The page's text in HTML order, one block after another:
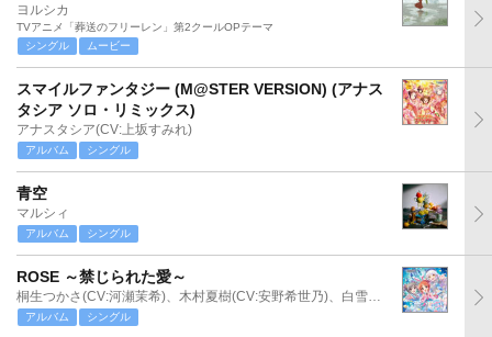
ヨルシカ
TVアニメ「葬送のフリーレン」第2クールOPテーマ
シングル
ムービー
スマイルファンタジー (M@STER VERSION) (アナス
タシア ソロ・リミックス)
アナスタシア(CV:上坂すみれ)
アルバム シングル
青空
マルシィ
アルバム シングル
ROSE ～禁じられた愛～
桐生つかさ(CV:河瀬茉希)、木村夏樹(CV:安野希世乃)、白雪千夜(CV:関口理咲)
アルバム シングル